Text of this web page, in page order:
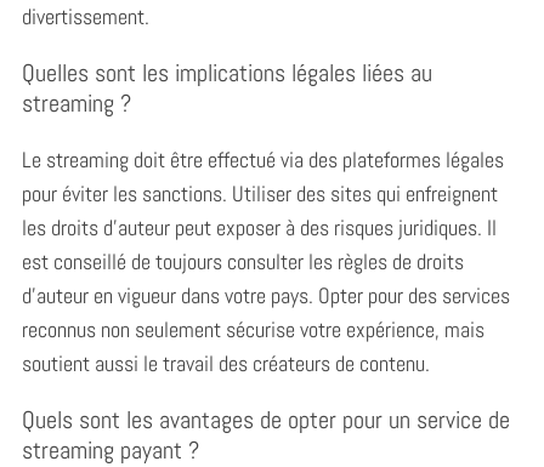
divertissement.
Quelles sont les implications légales liées au
streaming ?
Le streaming doit être effectué via des plateformes légales
pour éviter les sanctions. Utiliser des sites qui enfreignent
les droits d’auteur peut exposer à des risques juridiques. Il
est conseillé de toujours consulter les règles de droits
d’auteur en vigueur dans votre pays. Opter pour des services
reconnus non seulement sécurise votre expérience, mais
soutient aussi le travail des créateurs de contenu.
Quels sont les avantages de opter pour un service de
streaming payant ?